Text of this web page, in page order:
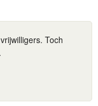
Toch